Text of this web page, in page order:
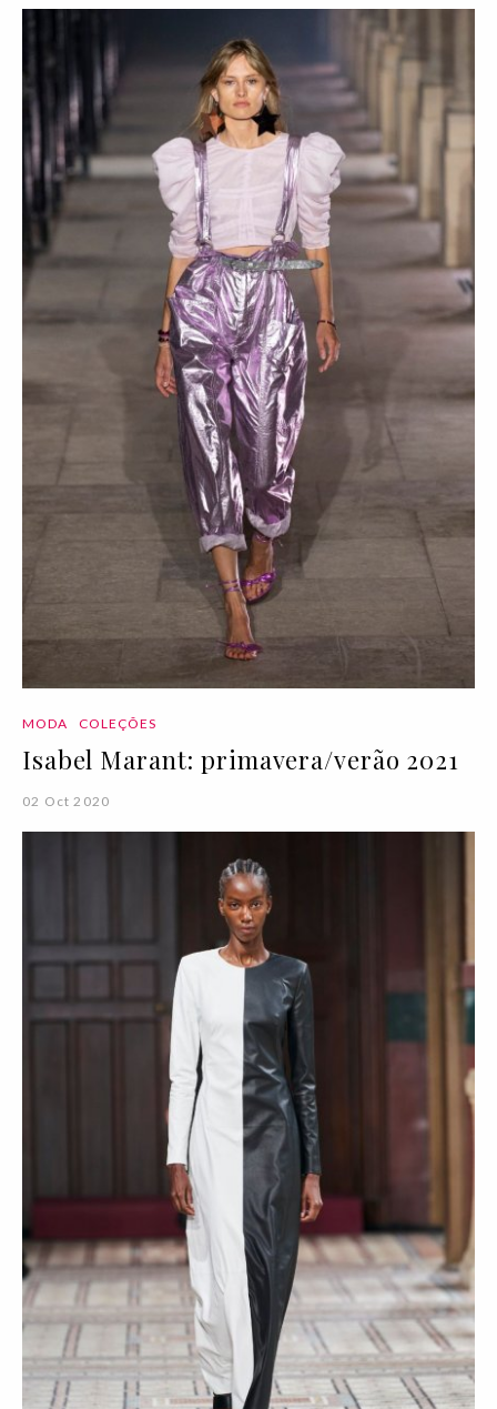
MODA COLEÇÕES
Isabel Marant: primavera/verão 2021
02 Oct 2020